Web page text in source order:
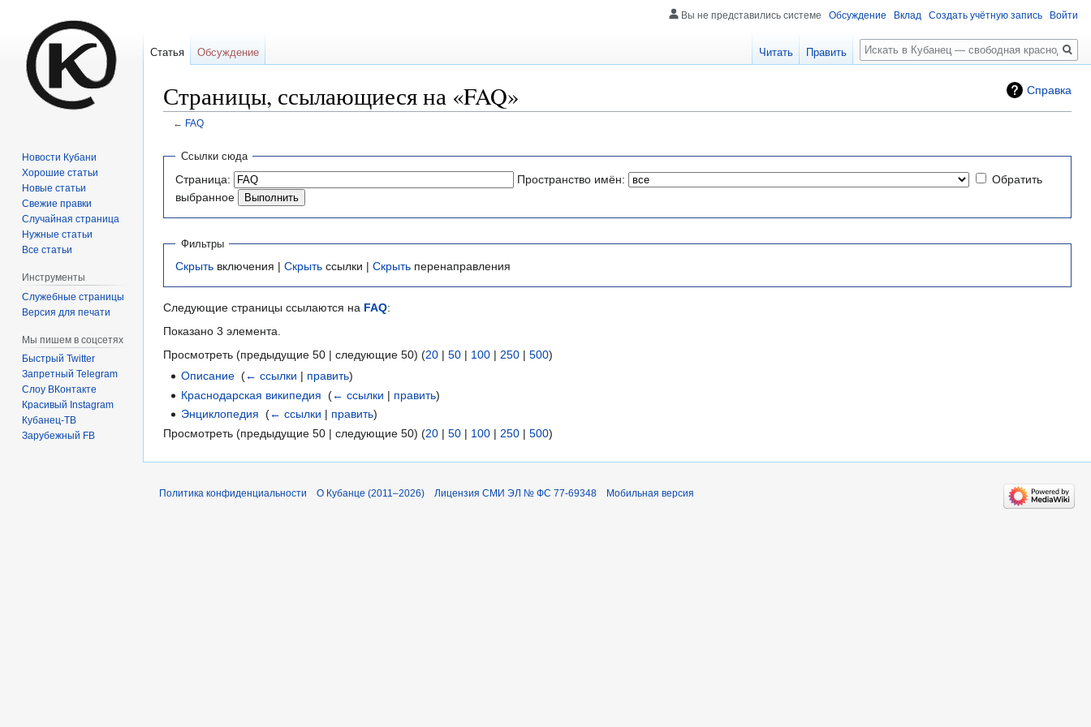
Справка
Страницы, ссылающиеся на «FAQ»
← FAQ
Перейти
навигации
Перейти
поиску
Ссылки сюда
Страница: Пространство имён:
Обратить
выбранное
Фильтры
Скрыть включения | Скрыть ссылки | Скрыть перенаправления
Следующие страницы ссылаются на FAQ:
Показано 3 элемента.
Просмотреть (предыдущие 50 | следующие 50) (20 | 50 | 100 | 250 | 500)
Описание ‎(← ссылки | править)
Краснодарская википедия ‎(← ссылки | править)
Энциклопедия ‎(← ссылки | править)
Просмотреть (предыдущие 50 | следующие 50) (20 | 50 | 100 | 250 | 500)
Вы не представились системе Обсуждение Вклад Создать учётную запись Войти
Статья Обсуждение Читать Править
Поиск
Новости Кубани
Хорошие статьи
Новые статьи
Свежие правки
Случайная страница
Нужные статьи
Все статьи
Инструменты
Служебные страницы
Версия для печати
Мы пишем в соцсетях
Быстрый Twitter
Запретный Telegram
Слоу ВКонтакте
Красивый Instagram
Кубанец-ТВ
Зарубежный FB
Политика конфиденциальности О Кубанце (2011–2026) Лицензия СМИ ЭЛ № ФС 77-69348 Мобильная версия